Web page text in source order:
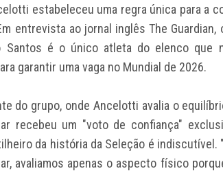
estabeleceu uma regra única para a
entrevista ao jornal inglês The
Santos é o único atleta do elenco que
garantir uma vaga no Mundial de 2026.
do grupo, onde Ancelotti avalia o
recebeu um "voto de confiança"
da história da Seleção é indiscutível.
avaliamos apenas o aspecto físico